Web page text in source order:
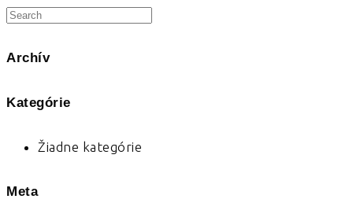
Archív
Kategórie
Žiadne kategórie
Meta